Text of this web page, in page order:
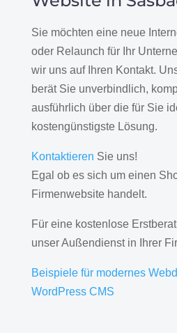
Sie möchten eine neue
oder Relaunch für Ihr
wir uns auf Ihren Kontakt.
berät Sie unverbindlich,
ausführlich über die für Sie
kostengünstigste Lösung.
Kontaktieren Sie uns!
Egal ob es sich um einen
Firmenwebsite handelt.
Für eine kostenlose
unser Außendienst in Ihrer
Beispiele für modernes
WordPress CMS